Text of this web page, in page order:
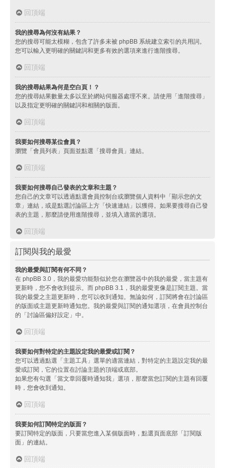
回頂端
我的搜尋為何沒有結果？
您的搜尋可能太模糊，包含了許多未被 phpBB 系統建立索引的共用詞。
您可以輸入更明確的關鍵詞和更多有效的選項來進行進階搜尋。
回頂端
我的搜尋結果為何是空白頁！？
您的搜尋結果數量太多以至於網站伺服器處理不來。請使用「進階搜尋」
以及指定更明確的關鍵詞和相關的版面。
回頂端
我要如何搜尋某位會員？
瀏覽「會員列表」頁面並點選「搜尋會員」連結。
回頂端
我要如何搜尋自己發表的文章和主題？
您自己的文章可以透過點選會員控制台或瀏覽個人資料中「顯示您的文
章」連結，或是點選討論區上方「快速連結」以獲得。如果要搜尋自己發
表的主題，那麼請使用進階搜尋，並填入適當的選項。
回頂端
訂閱與我的最愛
我的最愛與訂閱有何不同？
在 phpBB 3.0，我的最愛功能類似於您在瀏覽器中的我的最愛，當主題有
更新時，您不會收到提示。而 phpBB 3.1，我的最愛更像是訂閱主題。當
我的最愛之主題更新時，您可以收到通知。無論如何，訂閱將會在討論區
的版面或主題更新時通知您。我的最愛與訂閱的通知選項，在會員控制台
的「討論區偏好設定」中。
回頂端
我要如何對特定的主題設定我的最愛或訂閱？
您可以透過點選「主題工具」選單的適當連結，對特定的主題設定我的最
愛或訂閱，它的位置在討論主題的頂端或底部。
如果您有勾選「當文章回覆時通知我」選項，那麼當您訂閱的主題有回覆
時，您會收到通知。
回頂端
我要如何訂閱特定的版面？
要訂閱特定的版面，只要當您進入某個版面時，點選頁面底部「訂閱版
面」的連結。
回頂端